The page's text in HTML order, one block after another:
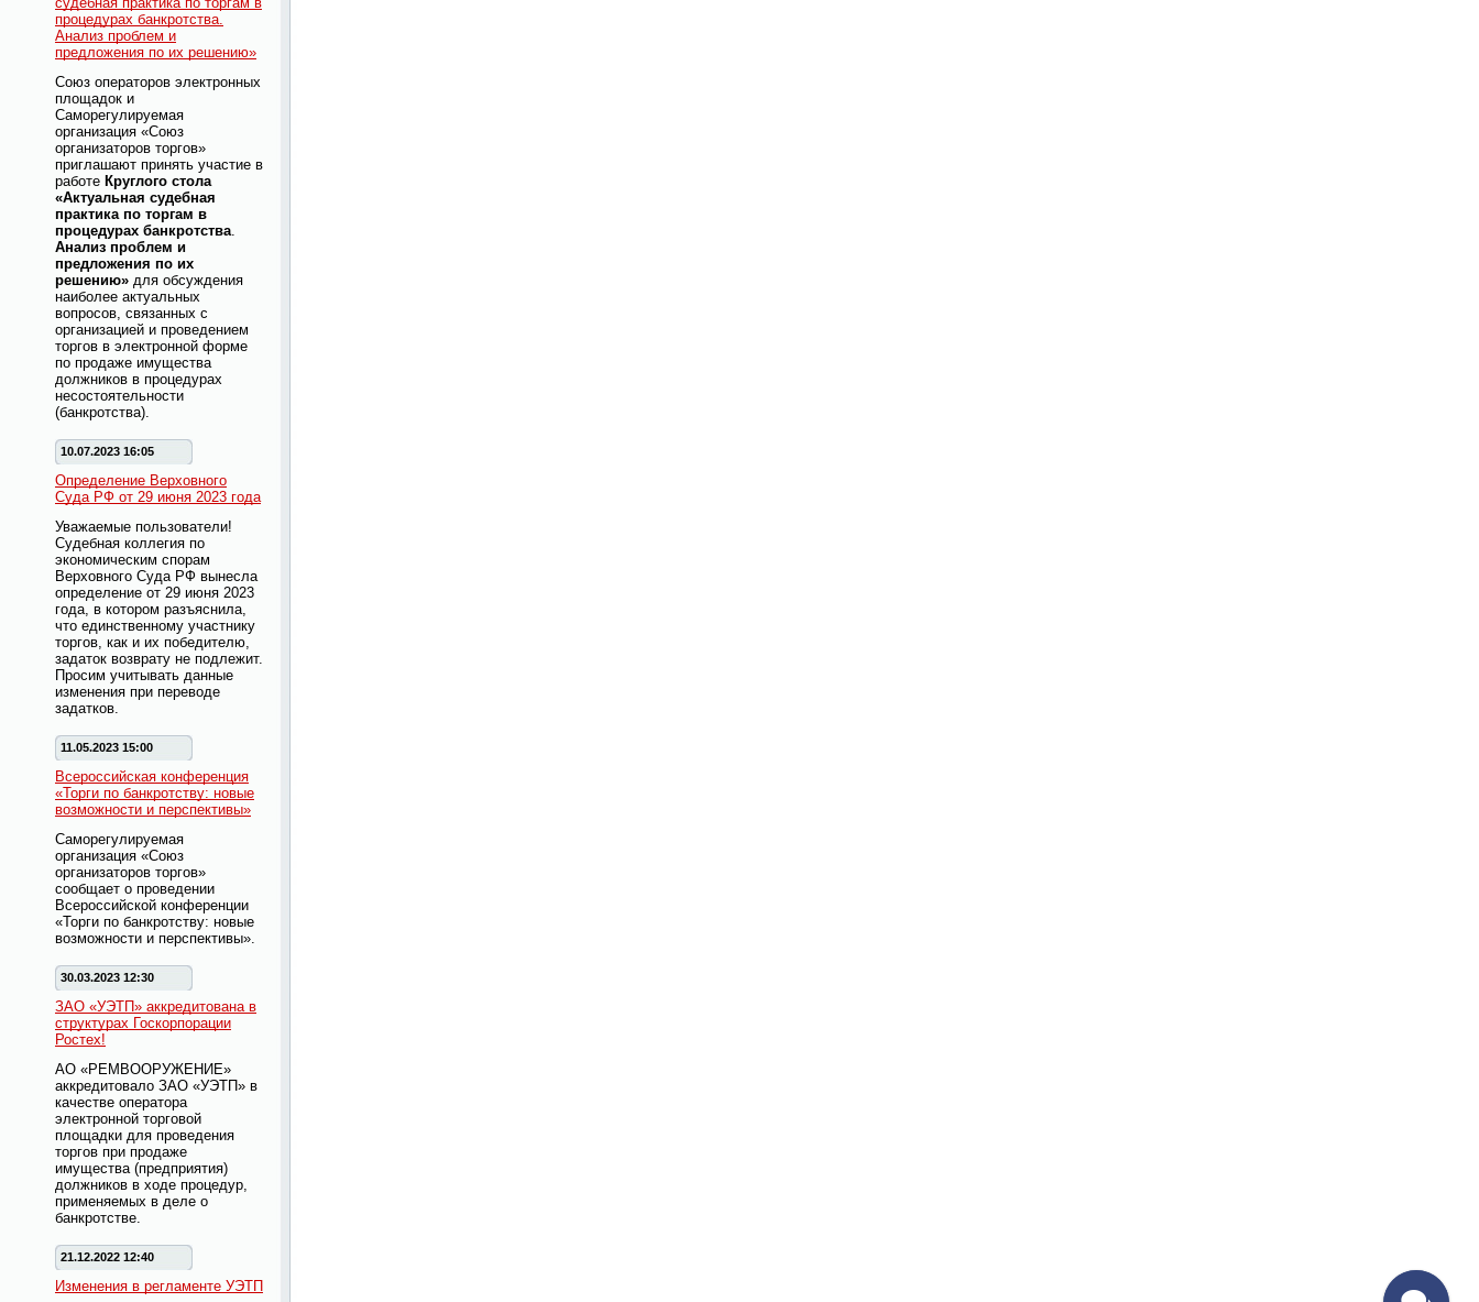
процедурах банкротства.
Анализ проблем и
предложения по их решению»
Союз операторов электронных
площадок и
Саморегулируемая
организация «Союз
организаторов торгов»
приглашают принять участие в
работе Круглого стола
«Актуальная судебная
практика по торгам в
процедурах банкротства.
Анализ проблем и
предложения по их
решению» для обсуждения
наиболее актуальных
вопросов, связанных с
организацией и проведением
торгов в электронной форме
по продаже имущества
должников в процедурах
несостоятельности
(банкротства).
10.07.2023 16:05
Определение Верховного
Суда РФ от 29 июня 2023 года
Уважаемые пользователи!
Судебная коллегия по
экономическим спорам
Верховного Суда РФ вынесла
определение от 29 июня 2023
года, в котором разъяснила,
что единственному участнику
торгов, как и их победителю,
задаток возврату не подлежит.
Просим учитывать данные
изменения при переводе
задатков.
11.05.2023 15:00
Всероссийская конференция
«Торги по банкротству: новые
возможности и перспективы»
Саморегулируемая
организация «Союз
организаторов торгов»
сообщает о проведении
Всероссийской конференции
«Торги по банкротству: новые
возможности и перспективы».
30.03.2023 12:30
ЗАО «УЭТП» аккредитована в
структурах Госкорпорации
Ростех!
АО «РЕМВООРУЖЕНИЕ»
аккредитовало ЗАО «УЭТП» в
качестве оператора
электронной торговой
площадки для проведения
торгов при продаже
имущества (предприятия)
должников в ходе процедур,
применяемых в деле о
банкротстве.
21.12.2022 12:40
Изменения в регламенте УЭТП